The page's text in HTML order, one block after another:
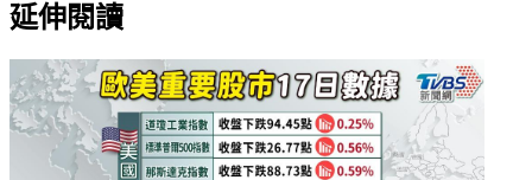
延伸閱讀